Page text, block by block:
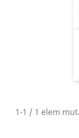
1-1 / 1 elem